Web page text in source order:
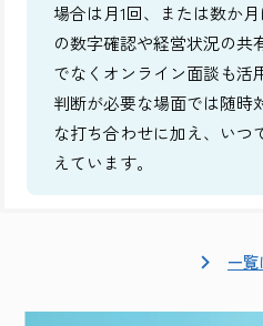
場合は月1回、または数か
の数字確認や経営状況の共
でなくオンライン面談も活
判断が必要な場面では随時
な打ち合わせに加え、いつ
えています。
一覧